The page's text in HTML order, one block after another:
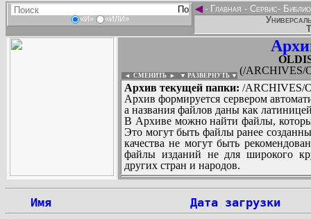
«И» «ИЛИ»
◄- Главная - Сервис-
(/ARCHIVES/
◄ СМЕНИТЬ ► ▼ РАЗВЕРНУТЬ ▼
Архив текущей папки: /ARCHIVES/
Архив формируется сервером
а названия файлов даны как
В Архиве можно найти файлы,
Это могут быть файлы ранее
качества не могут быть
файлы изданий не для широкого
других стран и народов.
Имя
Дата загрузки